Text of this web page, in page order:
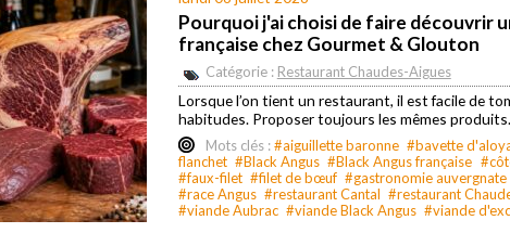
Pourquoi j'ai choisi de faire découvrir
française chez Gourmet & Glouton
Catégorie : Restaurant Chaudes-Aigues
Lorsque l’on tient un restaurant, il est facile de
habitudes. Proposer toujours les mêmes
Mots clés : #aiguillette baronne #bavette
flanchet #Black Angus #Black Angus française
#faux-filet #filet de bœuf #gastronomie auvergnate
#race Angus #restaurant Cantal #restaurant
#viande Aubrac #viande Black Angus #viande